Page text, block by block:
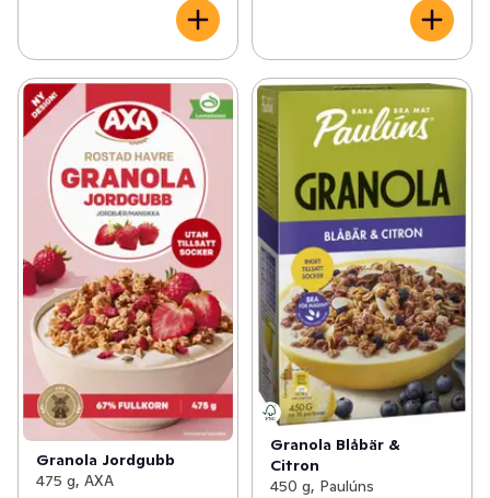
Granola Jordgubb
475 g, AXA
Granola Blåbär &
Citron
450 g, Paulúns